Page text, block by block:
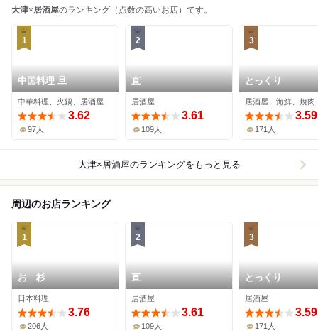
大津×居酒屋のランキング（点数の高いお店）です。
1
中国料理 旦
中華料理、火鍋、居酒屋
3.62
97人
2
直
居酒屋
3.61
109人
3
とっくり
居酒屋、海鮮、焼肉
3.59
171人
大津×居酒屋のランキングをもっと見る
周辺のお店ランキング
1
おゝ杉
日本料理
3.76
206人
2
直
居酒屋
3.61
109人
3
とっくり
居酒屋
3.59
171人